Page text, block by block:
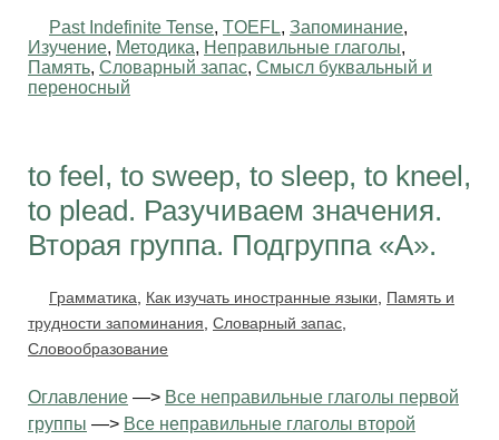
Past Indefinite Tense, TOEFL, Запоминание,
Изучение, Методика, Неправильные глаголы,
Память, Словарный запас, Смысл буквальный и
переносный
to feel, to sweep, to sleep, to kneel,
to plead. Разучиваем значения.
Вторая группа. Подгруппа «А».
Грамматика Как изучать иностранные языки
Память и
трудности запоминания Словарный запас
Словообразование
Оглавление —> Все неправильные глаголы первой
группы —> Все неправильные глаголы второй